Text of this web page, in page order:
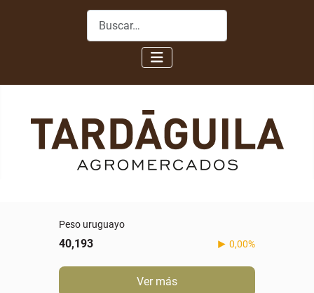
Buscar
Peso uruguayo
40,193 0,00%
Ver más